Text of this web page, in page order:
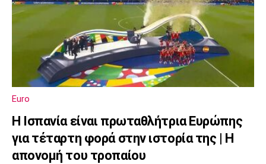
Euro
Η Ισπανία είναι πρωταθλήτρια Ευρώπης
για τέταρτη φορά στην ιστορία της | Η
απονομή του τροπαίου